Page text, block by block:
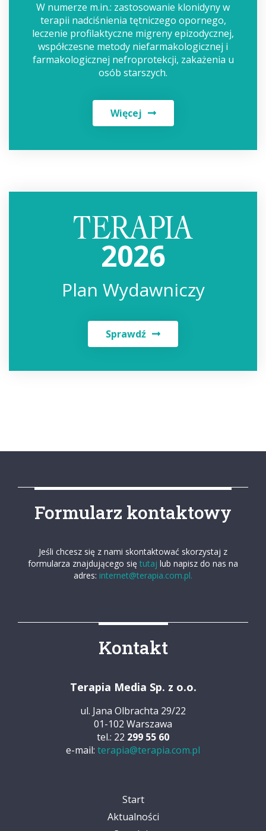
W numerze m.in.: zastosowanie klonidyny w
terapii nadciśnienia tętniczego opornego,
leczenie profilaktyczne migreny epizodycznej,
współczesne metody niefarmakologicznej i
farmakologicznej nefroprotekcji, zakażenia u
osób starszych.
Więcej
2026
Plan Wydawniczy
Sprawdź
Formularz kontaktowy
Jeśli chcesz się z nami skontaktować skorzystaj z
formularza znajdującego się tutaj lub napisz do nas na
adres: internet@terapia.com.pl.
Kontakt
Terapia Media Sp. z o.o.
ul. Jana Olbrachta 29/22
01-102 Warszawa
tel.: 22 299 55 60
e-mail: terapia@terapia.com.pl
Start
Aktualności